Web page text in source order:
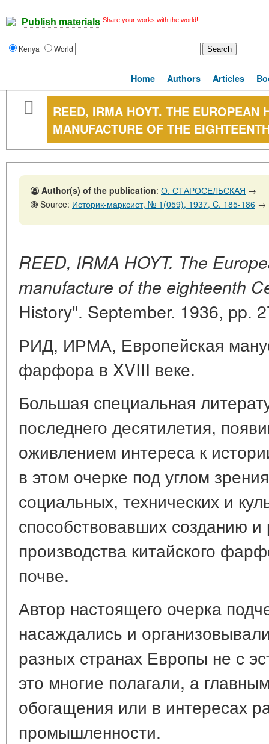
Publish materials Share your works with the world!
Kenya World
Home Authors Articles
REED, IRMA HOYT. THE EUROPEAN
MANUFACTURE OF THE
Author(s) of the publication: О. СТАРОСЕЛЬСКАЯ →
Source: Историк-марксист, № 1(059), 1937, C. 185-186 →
REED, IRMA HOYT. The
manufacture of the eighteenth
History". September. 1936, pp.
РИД, ИРМА, Европейская
фарфора в XVIII веке.
Большая специальная
последнего десятилетия,
оживлением интереса к
в этом очерке под углом
социальных, технических и
способствовавших созданию
производства китайского
почве.
Автор настоящего очерка
насаждались и
разных странах Европы не с
это многие полагали, а
обогащения или в интересах
промышленности.